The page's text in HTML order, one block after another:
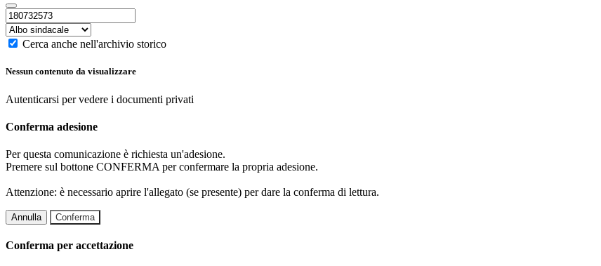
Cerca anche nell'archivio storico
Nessun contenuto da visualizzare
Autenticarsi per vedere i documenti privati
Conferma adesione
Per questa comunicazione è richiesta un'adesione.
Premere sul bottone CONFERMA per confermare la propria adesione.
Attenzione: è necessario aprire l'allegato (se presente) per dare la conferma di lettura.
Annulla Conferma
Conferma per accettazione